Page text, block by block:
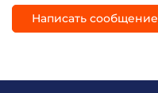
Написать сообщение